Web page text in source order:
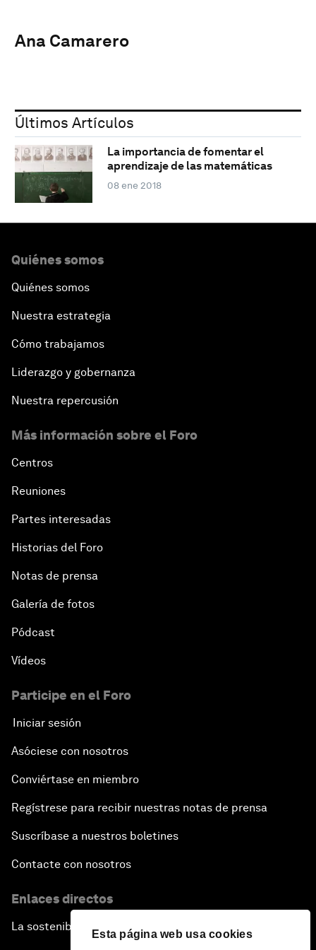
Esta página web usa cookies
Ana Camarero
Últimos Artículos
La importancia de fomentar el
aprendizaje de las matemáticas
08 ene 2018
Quiénes somos
Quiénes somos
Nuestra estrategia
Cómo trabajamos
Liderazgo y gobernanza
Nuestra repercusión
Más información sobre el Foro
Centros
Reuniones
Partes interesadas
Historias del Foro
Notas de prensa
Galería de fotos
Pódcast
Vídeos
Participe en el Foro
Iniciar sesión
Asóciese con nosotros
Conviértase en miembro
Regístrese para recibir nuestras notas de prensa
Suscríbase a nuestros boletines
Contacte con nosotros
Enlaces directos
La sostenibilidad en el Foro